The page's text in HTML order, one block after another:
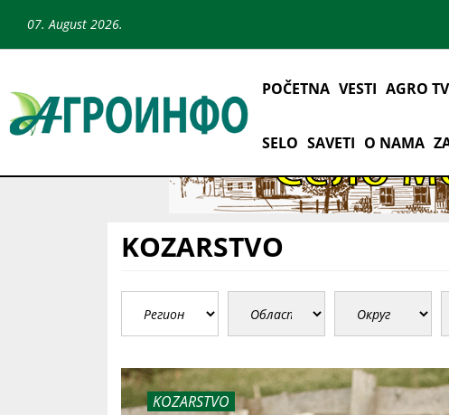
07. August 2026.
POČETNA VESTI AGRO TV
SELO SAVETI O NAMA
KOZARSTVO
KOZARSTVO